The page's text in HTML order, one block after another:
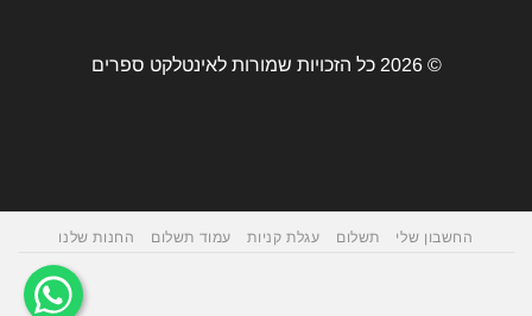
© 2026 כל הזכויות שמורות לאינטלקט ספרים
החשבון שלי תשלום עגלת קניות עמוד תשלום החנות שלנו